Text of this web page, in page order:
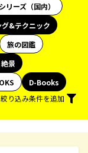
リーズ（国内）
グ&テクニック
旅の図鑑
景
D-Books
絞り込み条件を追加